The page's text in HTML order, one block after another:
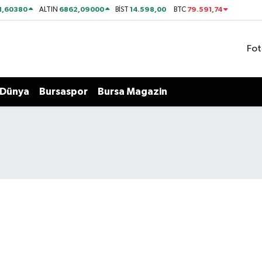
ALTIN 6862,09000 BİST14.598,00 BTC 79.591,74
Dünya Bursaspor Bursa Magazin